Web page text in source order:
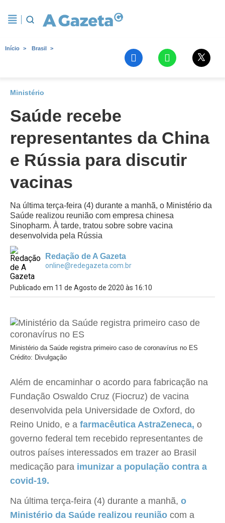
Início Brasil
Ministério
Saúde recebe
representantes da China
e Rússia para discutir
vacinas
Na última terça-feira (4) durante a manhã, o Ministério da
Saúde realizou reunião com empresa chinesa
Sinopharm. À tarde, tratou sobre sobre vacina
desenvolvida pela Rússia
Redação de A Gazeta
online@redegazeta.com.br
Publicado em 11 de Agosto de 2020 às 16:10
Ministério da Saúde registra primeiro caso de coronavírus no ES
Crédito: Divulgação
Além de encaminhar o acordo para fabricação na
Fundação Oswaldo Cruz (Fiocruz) de vacina
desenvolvida pela Universidade de Oxford, do
Reino Unido, e a farmacêutica AstraZeneca, o
governo federal tem recebido representantes de
outros países interessados em trazer ao Brasil
medicação para imunizar a população contra a
covid-19.
Na última terça-feira (4) durante a manhã, o
Ministério da Saúde realizou reunião com a